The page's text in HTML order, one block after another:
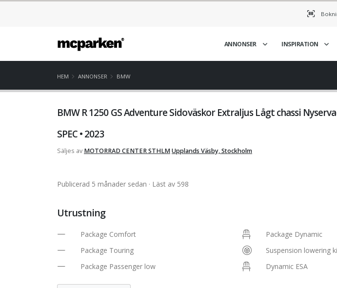
ANNONSER INSPIRATION
HEM ANNONSER BMW
BMW R 1250 GS Adventure Sidoväskor Extraljus Lågt chassi
SPEC • 2023
Säljes av MOTORRAD CENTER STHLMUpplands Väsby, Stockholm
Publicerad 5 månader sedan · Läst av 598
Utrustning
Package Comfort
Package Dynamic
Package Touring
Suspension lowering
Package Passenger low
Dynamic ESA